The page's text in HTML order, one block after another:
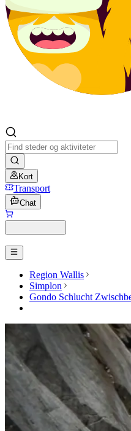
Kort
Transport
Chat
Region Wallis
Simplon
Gondo Schlucht